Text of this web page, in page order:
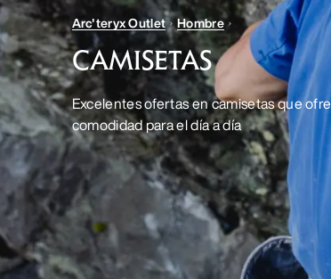
Arc'teryx Outlet Hombre
CAMISETAS
Excelentes ofertas en camisetas que
comodidad para el día a día